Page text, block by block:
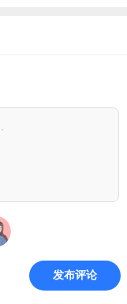
发布评论